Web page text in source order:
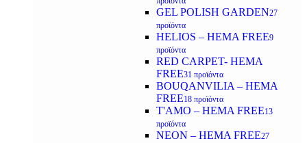
GEL POLISH GARDEN27
προϊόντα
HELIOS – HEMA FREE9
προϊόντα
RED CARPET- HEMA
FREE31 προϊόντα
BOUQANVILIA – HEMA
FREE18 προϊόντα
T'AMO – HEMA FREE13
προϊόντα
NEON – HEMA FREE27